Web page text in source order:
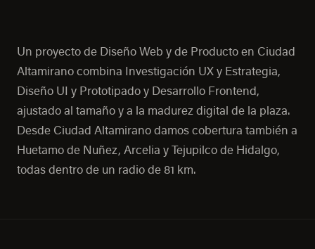
Un proyecto de Diseño Web y de Producto en Ciudad
Altamirano combina Investigación UX y Estrategia,
Diseño UI y Prototipado y Desarrollo Frontend,
ajustado al tamaño y a la madurez digital de la plaza.
Desde Ciudad Altamirano damos cobertura también a
Huetamo de Nuñez, Arcelia y Tejupilco de Hidalgo,
todas dentro de un radio de 81 km.